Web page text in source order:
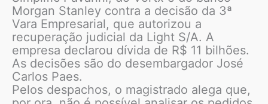
Morgan Stanley contra a decisão da 3ª
Vara Empresarial, que autorizou a
recuperação judicial da Light S/A. A
empresa declarou dívida de R$ 11 bilhões.
As decisões são do desembargador José
Carlos Paes.
Pelos despachos, o magistrado alega que,